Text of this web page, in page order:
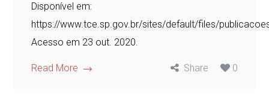
Disponível em:
https://www.tce.sp.gov.br/sites/default/files/
Acesso em 23 out. 2020.
Read More Share 0